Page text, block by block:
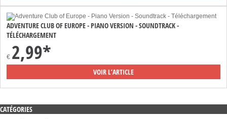
ADVENTURE CLUB OF EUROPE - PIANO VERSION - SOUNDTRACK -
TÉLÉCHARGEMENT
€ 2,99*
VOIR L’ARTICLE
CATÉGORIES